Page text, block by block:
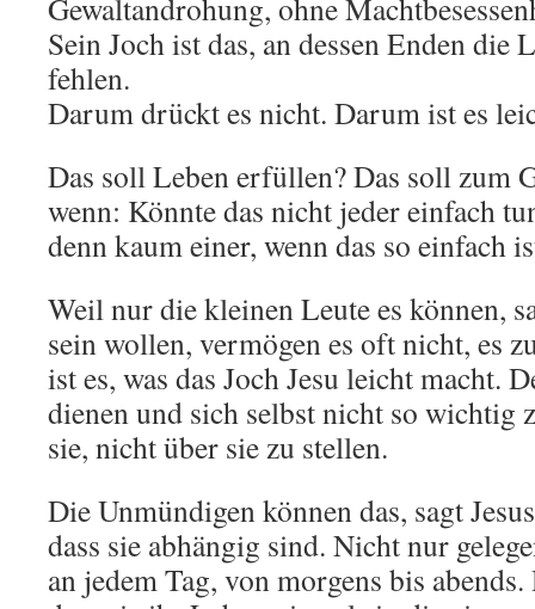
Gewaltandrohung, ohne
Sein Joch ist das, an dessen Enden die
fehlen.
Darum drückt es nicht. Darum ist es
Das soll Leben erfüllen? Das soll zum
wenn: Könnte das nicht jeder einfach
denn kaum einer, wenn das so einfach
Weil nur die kleinen Leute es können,
sein wollen, vermögen es oft nicht, es
ist es, was das Joch Jesu leicht macht.
dienen und sich selbst nicht so wichtig
sie, nicht über sie zu stellen.
Die Unmündigen können das, sagt
dass sie abhängig sind. Nicht nur
an jedem Tag, von morgens bis